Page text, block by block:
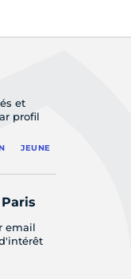
et
profil
JEUNE
email